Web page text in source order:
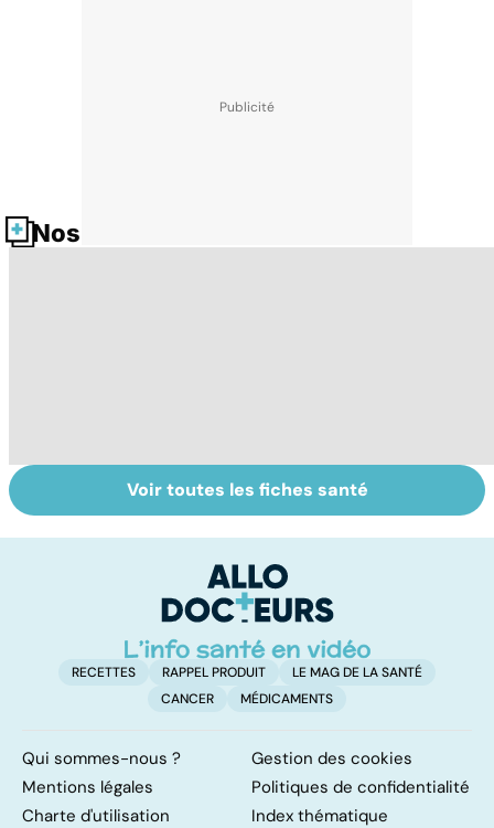
Nos fiches santé
Transpiration, un
problème qui fait
Tout savoir sur
les infections
Voir toutes les fiches santé
RECETTES RAPPEL PRODUIT
LE MAG DE LA SANTÉ
CANCER
MÉDICAMENTS
Qui sommes-nous ?
Gestion des cookies
Mentions légales
Politiques de confidentialité
Charte d'utilisation
Index thématique